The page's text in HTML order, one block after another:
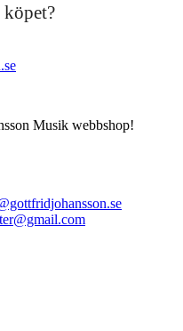
Musik webbshop!